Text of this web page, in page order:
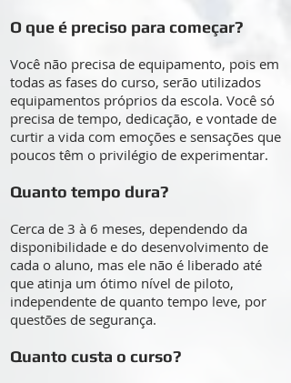
O que é preciso para começar?
Você não precisa de equipamento, pois em
todas as fases do curso, serão utilizados
equipamentos próprios da escola. Você só
precisa de tempo, dedicação, e vontade de
curtir a vida com emoções e sensações que
poucos têm o privilégio de experimentar.
Quanto tempo dura?
Cerca de 3 à 6 meses, dependendo da
disponibilidade e do desenvolvimento de
cada o aluno, mas ele não é liberado até
que atinja um ótimo nível de piloto,
independente de quanto tempo leve, por
questões de segurança.
Quanto custa o curso?